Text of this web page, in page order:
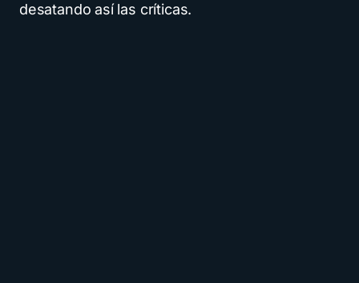
desatando así las críticas.